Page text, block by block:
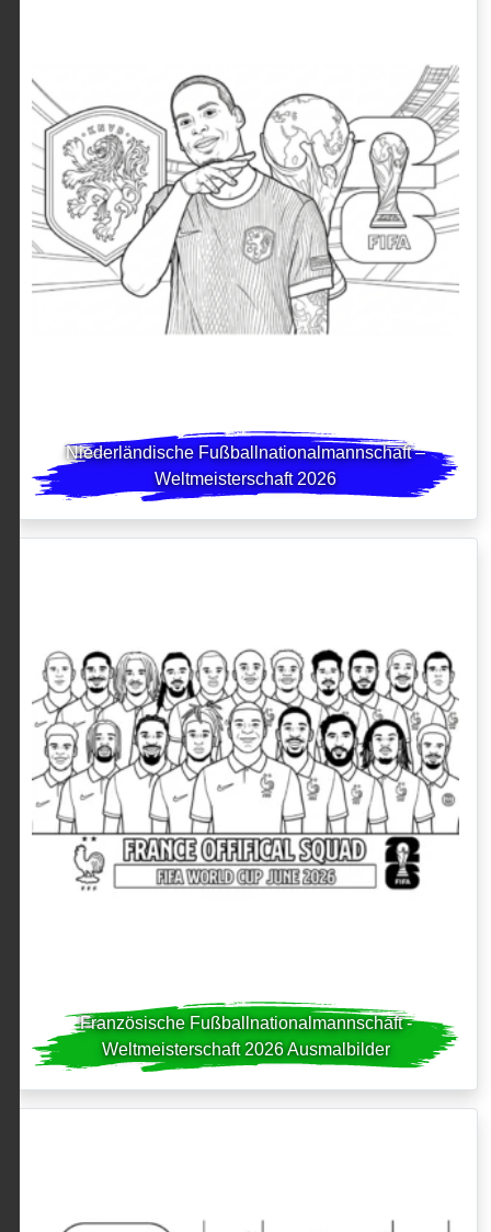
Niederländische Fußballnationalmannschaft –
Weltmeisterschaft 2026
Französische Fußballnationalmannschaft -
Weltmeisterschaft 2026 Ausmalbilder